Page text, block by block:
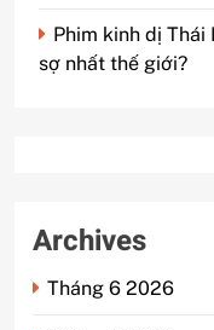
Phim kinh dị Thái
sợ nhất thế giới?
Archives
Tháng 6 2026